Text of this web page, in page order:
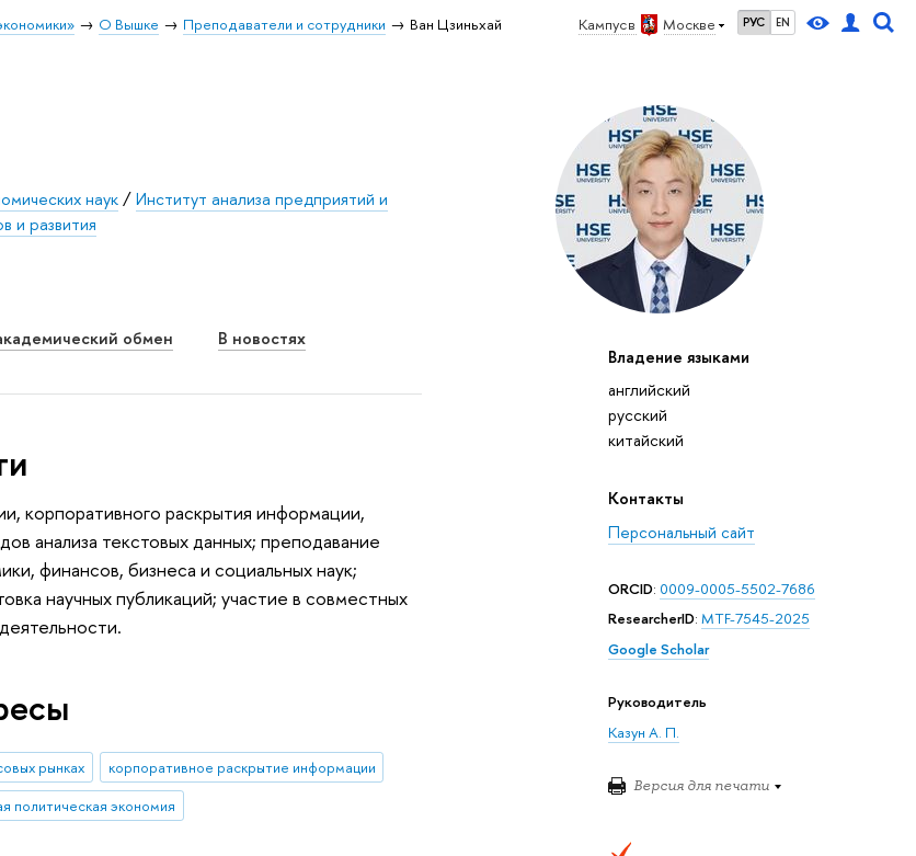
Кампус в Москве РУС EN
О Вышке Преподаватели и сотрудники Ван Цзиньхай
Владение языками
английский
русский
китайский
Контакты
Персональный сайт
ORCID: 0009-0005-5502-7686
ResearcherID: MTF-7545-2025
Google Scholar
Руководитель
Казун А. П.
Версия для печати
наук/Институт анализа предприятий и
и развития
обмен В новостях
корпоративного раскрытия информации,
анализа текстовых данных; преподавание
финансов, бизнеса и социальных наук;
научных публикаций; участие в совместных
рынках
корпоративное раскрытие информации
политическая экономия